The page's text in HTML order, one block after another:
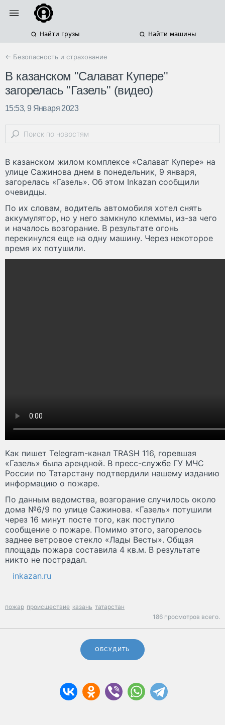
Найти грузы Найти машины
← Безопасность и страхование
В казанском "Салават Купере"
загорелась "Газель" (видео)
15:53, 9 Января 2023
В казанском жилом комплексе «Салават Купере» на
улице Сажинова днем в понедельник, 9 января,
загорелась «Газель». Об этом Inkazan сообщили
очевидцы.
По их словам, водитель автомобиля хотел снять
аккумулятор, но у него замкнуло клеммы, из-за чего
и началось возгорание. В результате огонь
перекинулся еще на одну машину. Через некоторое
время их потушили.
Как пишет Telegram-канал TRASH 116, горевшая
«Газель» была арендной. В пресс-службе ГУ МЧС
России по Татарстану подтвердили нашему изданию
информацию о пожаре.
По данным ведомства, возгорание случилось около
дома №6/9 по улице Сажинова. «Газель» потушили
через 16 минут посте того, как поступило
сообщение о пожаре. Помимо этого, загорелось
заднее ветровое стекло «Лады Весты». Общая
площадь пожара составила 4 кв.м. В результате
никто не пострадал.
inkazan.ru
пожар происшествие казань татарстан
186 просмотров всего.
ОБСУДИТЬ